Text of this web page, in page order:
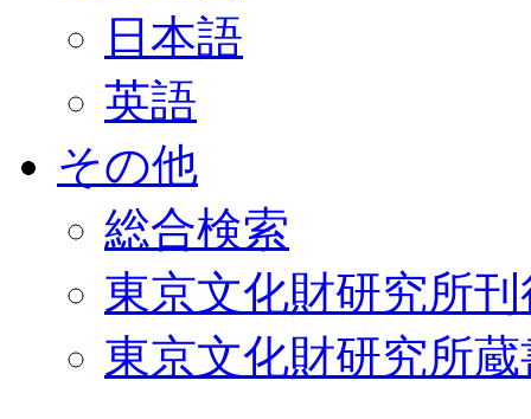
日本語
英語
その他
総合検索
東京文化財研究所
東京文化財研究所